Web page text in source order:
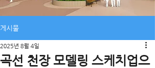
게시물
곡선 천장 모델링 스케치업으
2025년 8월 4일